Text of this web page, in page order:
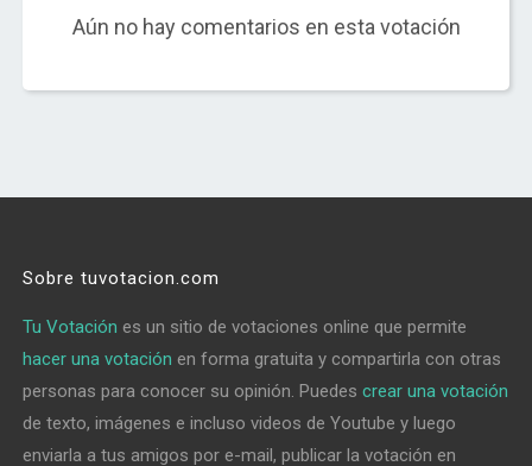
Aún no hay comentarios en esta votación
Sobre tuvotacion.com
Tu Votación es un sitio de votaciones online que permite
hacer una votación en forma gratuita y compartirla con otras
personas para conocer su opinión. Puedescrear una votación
de texto, imágenes e incluso videos de Youtube y luego
enviarla a tus amigos por e-mail, publicar la votación en